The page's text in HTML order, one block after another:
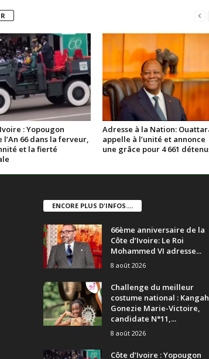
: Yopougon
l’An 66 dans la ferveur,
et la fierté
Adresse à la Nation:
appelle à l’unité et annonce
une grâce pour 4 661
ENCORE PLUS D'INFOS....
66ème anniversaire de la
Côte d’Ivoire: Le Roi
Mohammed VI adresse...
8 août 2026
Challenge du meilleur
costume national : Kangah
Gonezie Marie-Victoire,
candidate N°11,...
8 août 2026
Côte d’Ivoire : Yopougon